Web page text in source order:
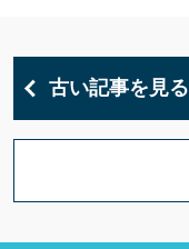
古い記事を見る